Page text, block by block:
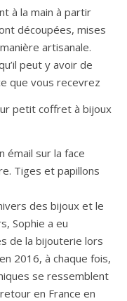
à la main à partir
découpées, mises
artisanale.
peut y avoir de
que vous recevrez
petit coffret à bijoux
émail sur la face
Tiges et papillons
des bijoux et le
Sophie a eu
de la bijouterie lors
2016, à chaque fois,
se ressemblent
en France en